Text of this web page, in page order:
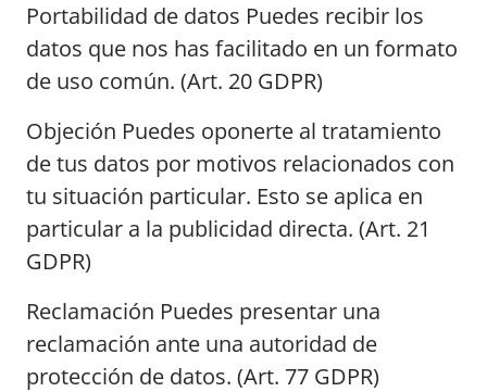
Portabilidad de datos Puedes recibir los
datos que nos has facilitado en un formato
de uso común. (Art. 20 GDPR)
Objeción Puedes oponerte al tratamiento
de tus datos por motivos relacionados con
tu situación particular. Esto se aplica en
particular a la publicidad directa. (Art. 21
GDPR)
Reclamación Puedes presentar una
reclamación ante una autoridad de
protección de datos. (Art. 77 GDPR)